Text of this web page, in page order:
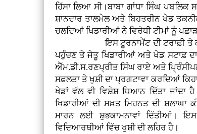
ਹਿੱਸਾ ਲਿਆ ਸੀ।ਬਾਬਾ ਗਾਂਧਾ ਸਿੰਘ
ਸ਼ਾਨਦਾਰ ਤਾਲਮੇਲ ਅਤੇ ਬਿਹਤਰੀਨ ਖੇਡ
ਚਲਦਿਆਂ ਖਿਡਾਰੀਆਂ ਨੇ ਵਿਰੋਧੀ ਟੀਮਾਂ ਨੂੰ
ਇਸ ਟੂਰਨਾਮੈਂਟ ਦੀ ਟਰਾਫ਼ੀ ਤੇ ਕਬਜ਼ਾ
ਪਹੁੰਚਣ ਤੇ ਜੇਤੂ ਖਿਡਾਰੀਆਂ ਅਤੇ ਖੇਡ ਸਟਾਫ਼
ਐੱਮ.ਡੀ.ਸ.ਰਣਪ੍ਰੀਤ ਸਿੰਘ ਰਾਏ ਅਤੇ
ਸਫ਼ਲਤਾ ਤੇ ਖੁਸ਼ੀ ਦਾ ਪ੍ਰਗਟਾਵਾ ਕਰਦਿਆਂ
ਖੇਡਾਂ ਵੱਲ ਵੀ ਵਿਸ਼ੇਸ਼ ਧਿਆਨ ਦਿੱਤਾ
ਖਿਡਾਰੀਆਂ ਦੀ ਸਖ਼ਤ ਮਿਹਨਤ ਦੀ ਸ਼ਲਾਘਾ
ਮਾਰਨ ਲਈ ਸ਼ੁਭਕਾਮਨਾਵਾਂ ਦਿੱਤੀਆਂ।
ਵਿਦਿਆਰਥੀਆਂ ਵਿੱਚ ਖੁਸ਼ੀ ਦੀ ਲਹਿਰ ਹੈ।